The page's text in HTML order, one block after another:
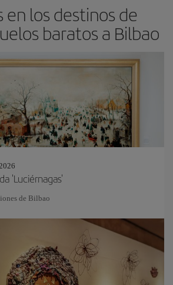
en los destinos de
baratos a Bilbao
'Luciérnagas'
de Bilbao